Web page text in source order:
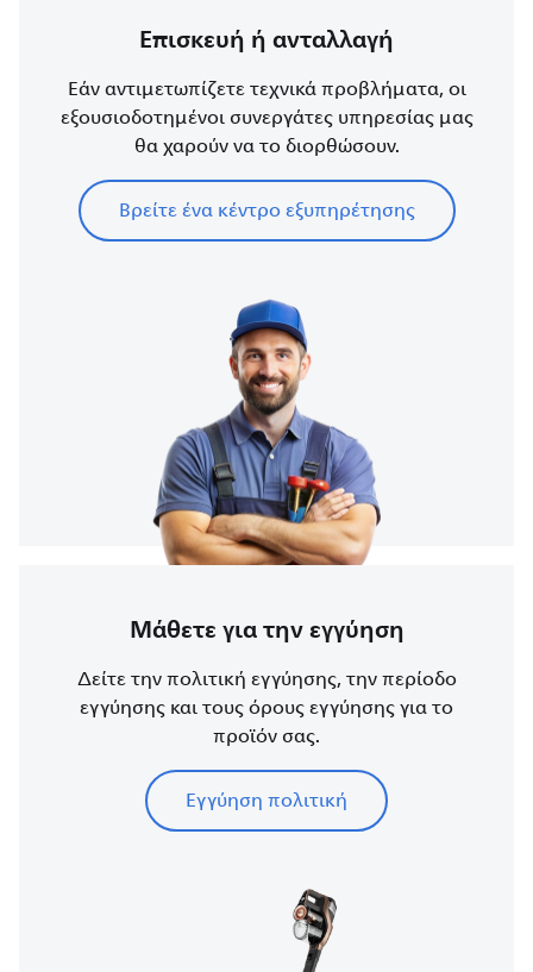
Επισκευή ή ανταλλαγή
Εάν αντιμετωπίζετε τεχνικά προβλήματα, οι
εξουσιοδοτημένοι συνεργάτες υπηρεσίας μας
θα χαρούν να το διορθώσουν.
Βρείτε ένα κέντρο εξυπηρέτησης
Μάθετε για την εγγύηση
Δείτε την πολιτική εγγύησης, την περίοδο
εγγύησης και τους όρους εγγύησης για το
προϊόν σας.
Εγγύηση πολιτική